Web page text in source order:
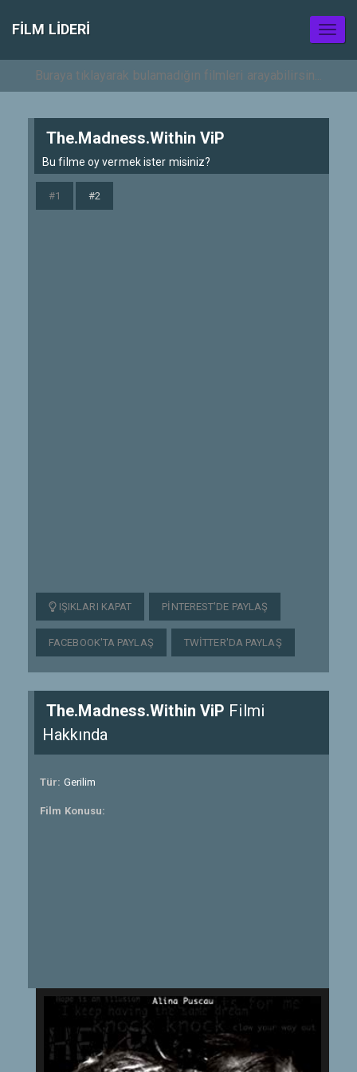
FILM LIDERI
The.Madness.Within ViP
Bu filme oy vermek ister misiniz?
#1 #2
IŞIKLARI KAPAT PINTEREST'DE PAYLAŞ
FACEBOOK'TA PAYLAŞ TWITTER'DA PAYLAŞ
The.Madness.Within ViP Filmi
Hakkında
Tür: Gerilim
Film Konusu: